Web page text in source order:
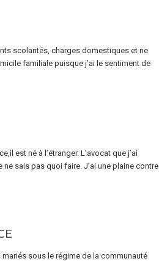
scolarités, charges domestiques et ne
familiale puisque j’ai le sentiment de
est né à l’étranger. L’avocat que j’ai
sais pas quoi faire. J’ai une plaine contre
sous le régime de la communauté